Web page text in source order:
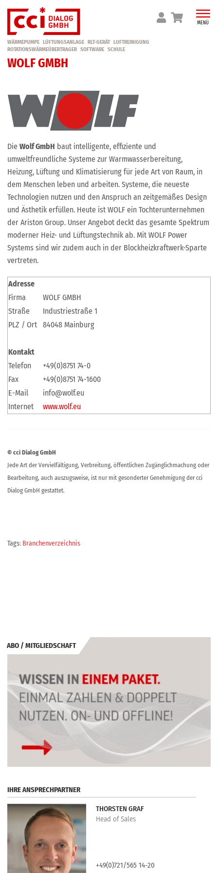
to
content
MENÜ
WÄRMEPUMPE LÜFTUNGSANLAGE RLT-GERÄT LUFTREINIGUNG
ROTATIONSWÄRMEÜBERTRAGER SOFTWARE SCHULE
WOLF GMBH
Die Wolf GmbH baut intelligente, effiziente und
umweltfreundliche Systeme zur Warmwasserbereitung,
Heizung, Lüftung und Klimatisierung für jede Art von Raum, in
dem Menschen leben und arbeiten. Systeme, die neueste
Technologien nutzen und den Anspruch an zeitgemäßes Design
und Ästhetik erfüllen. Heute ist WOLF ein Tochterunternehmen
der Ariston Group. Unser Angebot deckt das gesamte Spektrum
moderner Heiz- und Lüftungstechnik ab. Mit WOLF Power
Systems sind wir zudem auch in der Blockheizkraftwerk-Sparte
vertreten.
Adresse
Firma
WOLF GMBH
Straße
Industriestraße 1
PLZ / Ort
84048 Mainburg
Kontakt
Telefon
+49(0)8751 74-0
Fax
+49(0)8751 74-1600
E-Mail
info@wolf.eu
Internet
www.wolf.eu
© cci Dialog GmbH
Jede Art der Vervielfältigung, Verbreitung, öffentlichen Zugänglichmachung oder
Bearbeitung, auch auszugsweise, ist nur mit gesonderter Genehmigung der cci
Dialog GmbH gestattet.
Tags: Branchenverzeichnis
ABO / MITGLIEDSCHAFT
IHRE ANSPRECHPARTNER
THORSTEN GRAF
Head of Sales
+49(0)721/565 14-20